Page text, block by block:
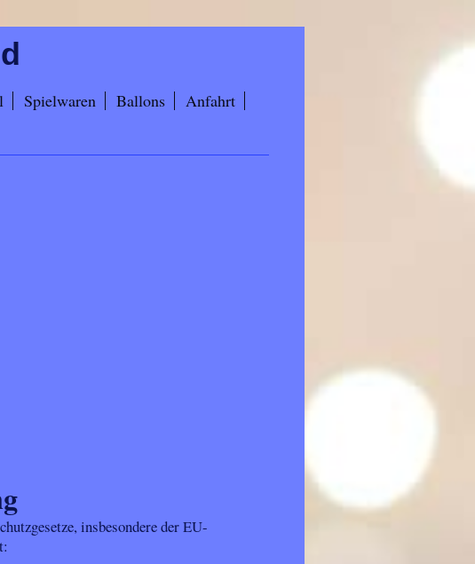
Spielwaren Ballons
Anfahrt
insbesondere der EU-